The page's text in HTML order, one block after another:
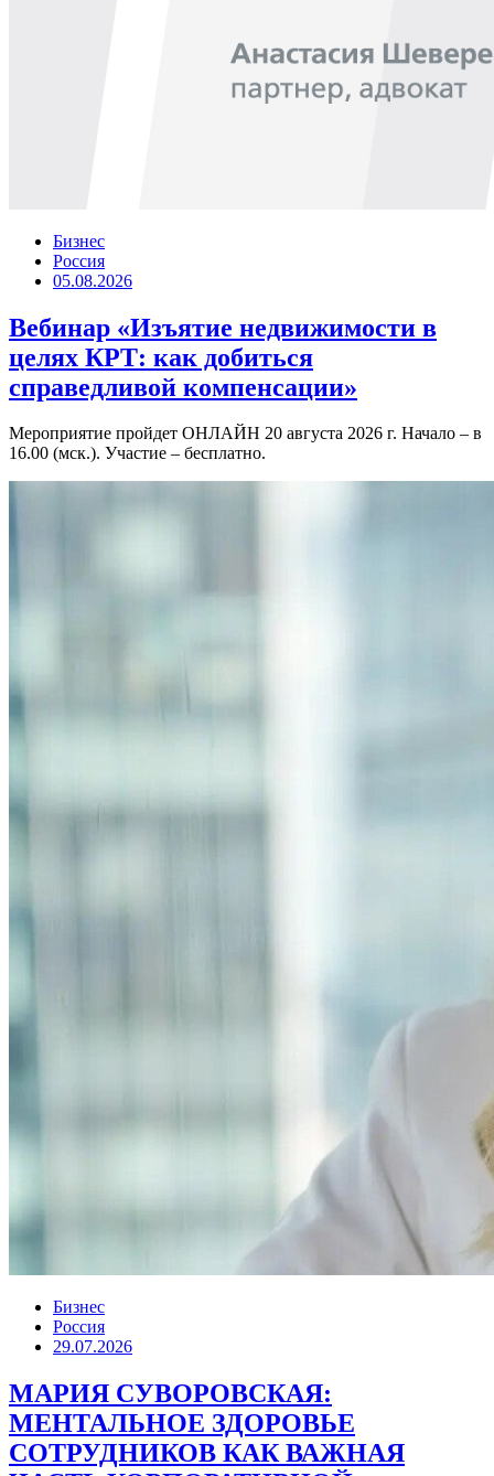
Бизнес
Россия
05.08.2026
Вебинар «Изъятие недвижимости в
целях КРТ: как добиться
справедливой компенсации»
Мероприятие пройдет ОНЛАЙН 20 августа 2026 г. Начало – в
16.00 (мск.). Участие – бесплатно.
Бизнес
Россия
29.07.2026
МАРИЯ СУВОРОВСКАЯ:
МЕНТАЛЬНОЕ ЗДОРОВЬЕ
СОТРУДНИКОВ КАК ВАЖНАЯ